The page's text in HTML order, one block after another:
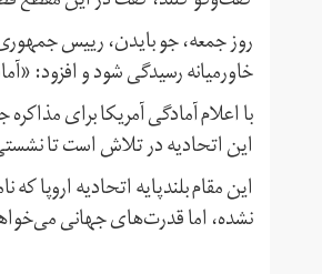
روز جمعه، جو بایدن، رییس
خاورمیانه رسیدگی شود و افزود: «آماده‌ایم با گروه ۱+۵ یک درباره توافق
با اعلام آمادگی آمریکا برای
این اتحادیه در تلاش است تا
این مقام بلندپایه اتحادیه
نشده، اما قدرت‌های جهانی